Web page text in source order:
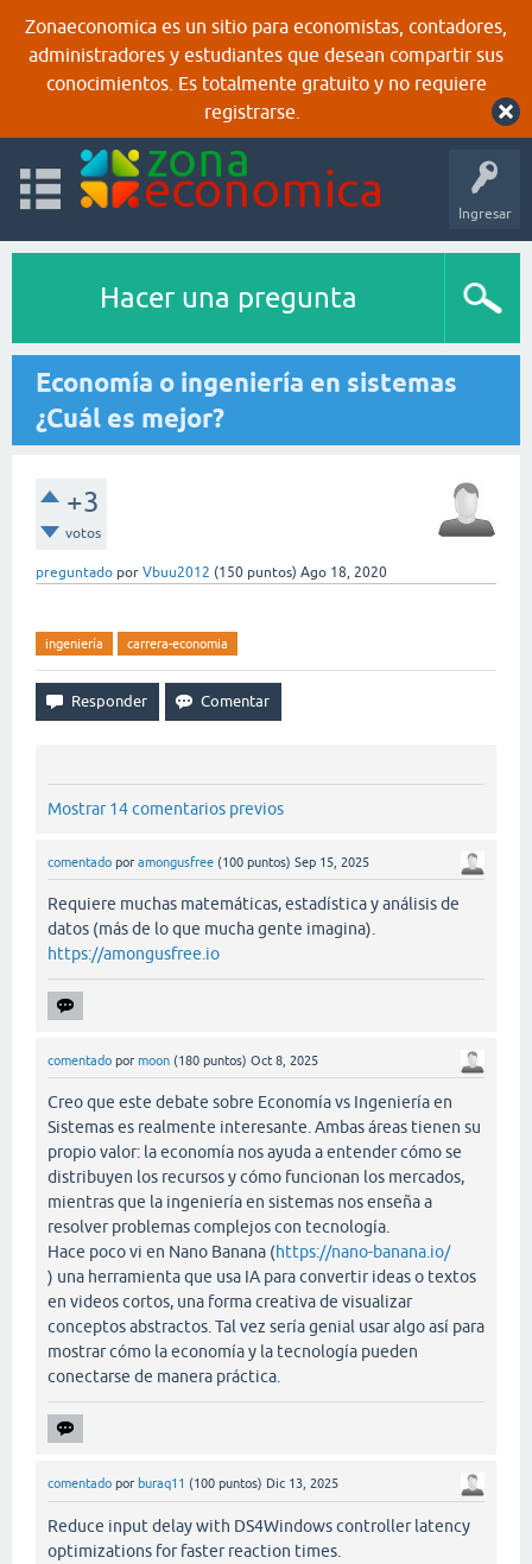
Zonaeconomica es un sitio para economistas, contadores,
administradores y estudiantes que desean compartir sus
conocimientos. Es totalmente gratuito y no requiere
registrarse.
Ingresar
Hacer una pregunta
Economía o ingeniería en sistemas
¿Cuál es mejor?
+3
votos
preguntado por Vbuu2012 (150 puntos) Ago 18, 2020
ingeniería carrera-economia
Mostrar 14 comentarios previos
comentado por amongusfree (100 puntos) Sep 15, 2025
Requiere muchas matemáticas, estadística y análisis de
datos (más de lo que mucha gente imagina).
https://amongusfree.io
comentado por moon (180 puntos) Oct 8, 2025
Creo que este debate sobre Economía vs Ingeniería en
Sistemas es realmente interesante. Ambas áreas tienen su
propio valor: la economía nos ayuda a entender cómo se
distribuyen los recursos y cómo funcionan los mercados,
mientras que la ingeniería en sistemas nos enseña a
resolver problemas complejos con tecnología.
Hace poco vi en Nano Banana (https://nano-banana.io/
) una herramienta que usa IA para convertir ideas o textos
en videos cortos, una forma creativa de visualizar
conceptos abstractos. Tal vez sería genial usar algo así para
mostrar cómo la economía y la tecnología pueden
conectarse de manera práctica.
comentado por buraq11 (100 puntos) Dic 13, 2025
Reduce input delay with DS4Windows controller latency
optimizations for faster reaction times.